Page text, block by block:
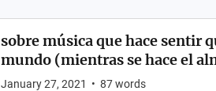
sobre música que hace sentir
mundo (mientras se hace el
January 27, 2021 • 87words